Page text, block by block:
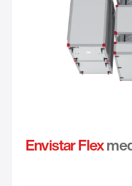
Envistar Flex